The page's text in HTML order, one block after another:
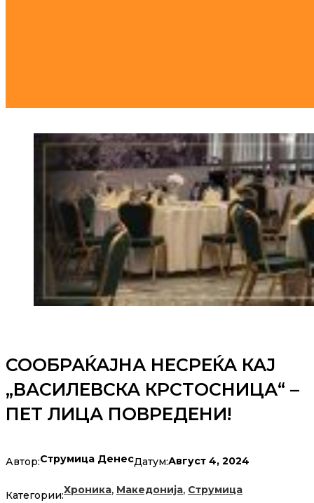
СООБРАЌАЈНА НЕСРЕЌА КАЈ
„ВАСИЛЕВСКА КРСТОСНИЦА“ –
ПЕТ ЛИЦА ПОВРЕДЕНИ!
Автор:Струмица ДенесДатум:Август 4, 2024
Категории:Хроника, Македонија, Струмица